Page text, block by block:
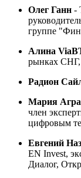
Олег Ганн -
группе
Алина
рынках
Радион
Мария
член
цифровым
Евгений
EN Invest,
Диалог,